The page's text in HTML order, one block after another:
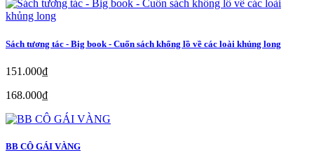
Sách tương tác - Big book - Cuốn sách khổng lồ về các loài khủng long
151.000₫
168.000₫
BB CÔ GÁI VÀNG